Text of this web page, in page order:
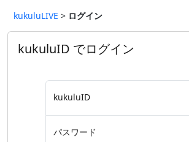
kukuluLIVE > ログイン
kukuluID でログイン
kukuluID
パスワード